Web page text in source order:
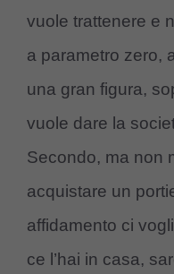
vuole trattenere e
a parametro zero,
una gran figura,
vuole dare la
Secondo, ma non
acquistare un
affidamento ci
ce l’hai in casa,